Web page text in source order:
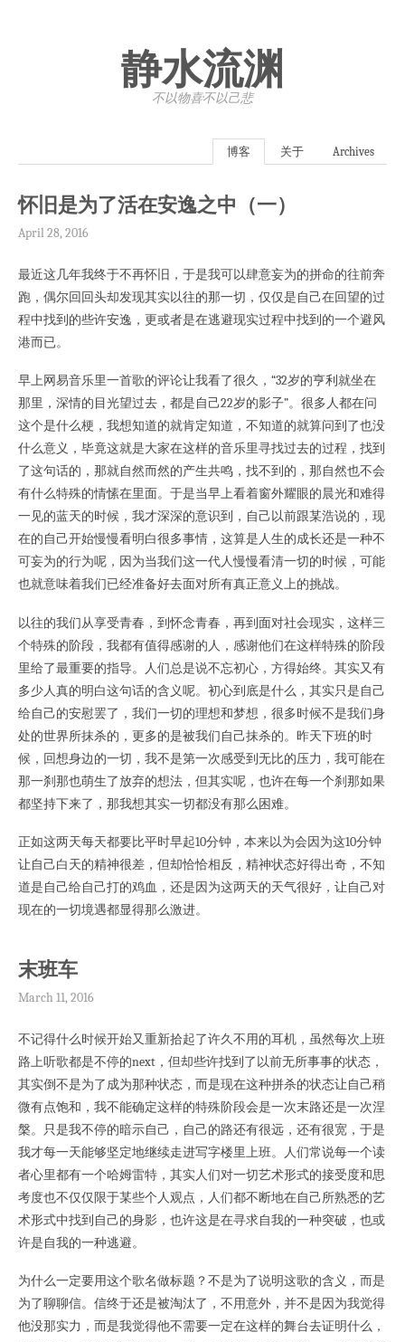
静水流渊
不以物喜·不以己悲
博客 关于 Archives
怀旧是为了活在安逸之中（一）
April 28, 2016
最近这几年我终于不再怀旧，于是我可以肆意妄为的拼命的往前奔
跑，偶尔回回头却发现其实以往的那一切，仅仅是自己在回望的过
程中找到的些许安逸，更或者是在逃避现实过程中找到的一个避风
港而已。
早上网易音乐里一首歌的评论让我看了很久，“32岁的亨利就坐在
那里，深情的目光望过去，都是自己22岁的影子”。很多人都在问
这个是什么梗，我想知道的就肯定知道，不知道的就算问到了也没
什么意义，毕竟这就是大家在这样的音乐里寻找过去的过程，找到
了这句话的，那就自然而然的产生共鸣，找不到的，那自然也不会
有什么特殊的情愫在里面。于是当早上看着窗外耀眼的晨光和难得
一见的蓝天的时候，我才深深的意识到，自己以前跟某浩说的，现
在的自己开始慢慢看明白很多事情，这算是人生的成长还是一种不
可妄为的行为呢，因为当我们这一代人慢慢看清一切的时候，可能
也就意味着我们已经准备好去面对所有真正意义上的挑战。
以往的我们从享受青春，到怀念青春，再到面对社会现实，这样三
个特殊的阶段，我都有值得感谢的人，感谢他们在这样特殊的阶段
里给了最重要的指导。人们总是说不忘初心，方得始终。其实又有
多少人真的明白这句话的含义呢。初心到底是什么，其实只是自己
给自己的安慰罢了，我们一切的理想和梦想，很多时候不是我们身
处的世界所抹杀的，更多的是被我们自己抹杀的。昨天下班的时
候，回想身边的一切，我不是第一次感受到无比的压力，我可能在
那一刹那也萌生了放弃的想法，但其实呢，也许在每一个刹那如果
都坚持下来了，那我想其实一切都没有那么困难。
正如这两天每天都要比平时早起10分钟，本来以为会因为这10分钟
让自己白天的精神很差，但却恰恰相反，精神状态好得出奇，不知
道是自己给自己打的鸡血，还是因为这两天的天气很好，让自己对
现在的一切境遇都显得那么激进。
末班车
March 11, 2016
不记得什么时候开始又重新拾起了许久不用的耳机，虽然每次上班
路上听歌都是不停的next，但却些许找到了以前无所事事的状态，
其实倒不是为了成为那种状态，而是现在这种拼杀的状态让自己稍
微有点饱和，我不能确定这样的特殊阶段会是一次末路还是一次涅
槃。只是我不停的暗示自己，自己的路还有很远，还有很宽，于是
我才每一天能够坚定地继续走进写字楼里上班。人们常说每一个读
者心里都有一个哈姆雷特，其实人们对一切艺术形式的接受度和思
考度也不仅仅限于某些个人观点，人们都不断地在自己所熟悉的艺
术形式中找到自己的身影，也许这是在寻求自我的一种突破，也或
许是自我的一种逃避。
为什么一定要用这个歌名做标题？不是为了说明这歌的含义，而是
为了聊聊信。信终于还是被淘汰了，不用意外，并不是因为我觉得
他没那实力，而是我觉得他不需要一定在这样的舞台去证明什么，